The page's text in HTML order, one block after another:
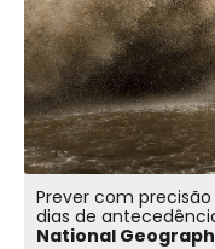
Prever com
dias de
National